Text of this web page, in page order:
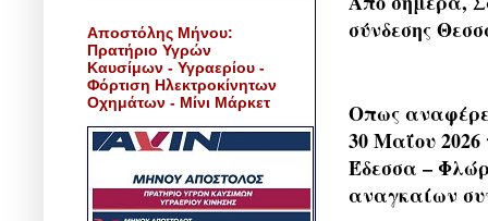
σύνδεσης
Οπως
30 Μαΐου
Έδεσσα –
αναγκαίων
Αποστόλης Μήνου:
Πρατήριο Υγρών
Καυσίμων - Υγραερίου -
Φόρτιση Ηλεκτροκίνητων
Οχημάτων - Μίνι Μάρκετ